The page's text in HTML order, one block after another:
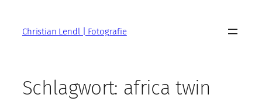
springenChristian Lendl | Fotografie
Schlagwort: africa twin